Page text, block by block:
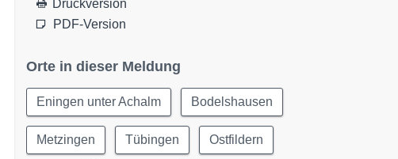
Druckversion
PDF-Version
Orte in dieser Meldung
Eningen unter Achalm Bodelshausen
Metzingen Tübingen Ostfildern